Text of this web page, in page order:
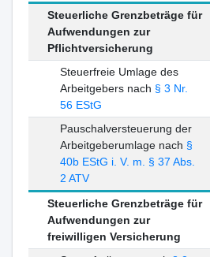
Steuerliche Grenzbeträge für
Aufwendungen zur
Pflichtversicherung
Steuerfreie Umlage des
Arbeitgebers nach § 3 Nr.
56 EStG
Pauschalversteuerung der
Arbeitgeberumlage nach §
40b EStG i. V. m. § 37 Abs.
2 ATV
Steuerliche Grenzbeträge für
Aufwendungen zur
freiwilligen Versicherung